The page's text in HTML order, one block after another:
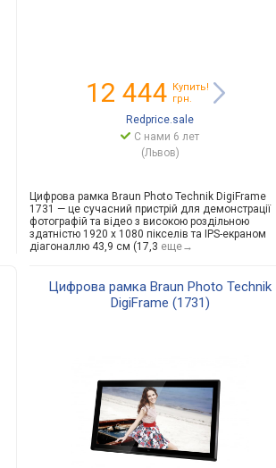
12 444 Купить!
грн.
Redprice.sale
С нами 6 лет
(Львов)
Цифрова рамка Braun Photo Technik DigiFrame
1731 — це сучасний пристрій для демонстрації
фотографій та відео з високою роздільною
здатністю 1920 x 1080 пікселів та IPS-екраном
діагоналлю 43,9 см (17,3 еще→
Цифрова рамка Braun Photo Technik
DigiFrame (1731)